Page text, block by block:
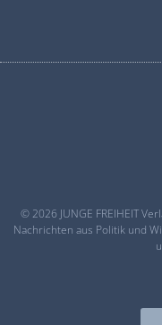
© 2026 JUNGE FREIHEIT
Nachrichten aus Politik und